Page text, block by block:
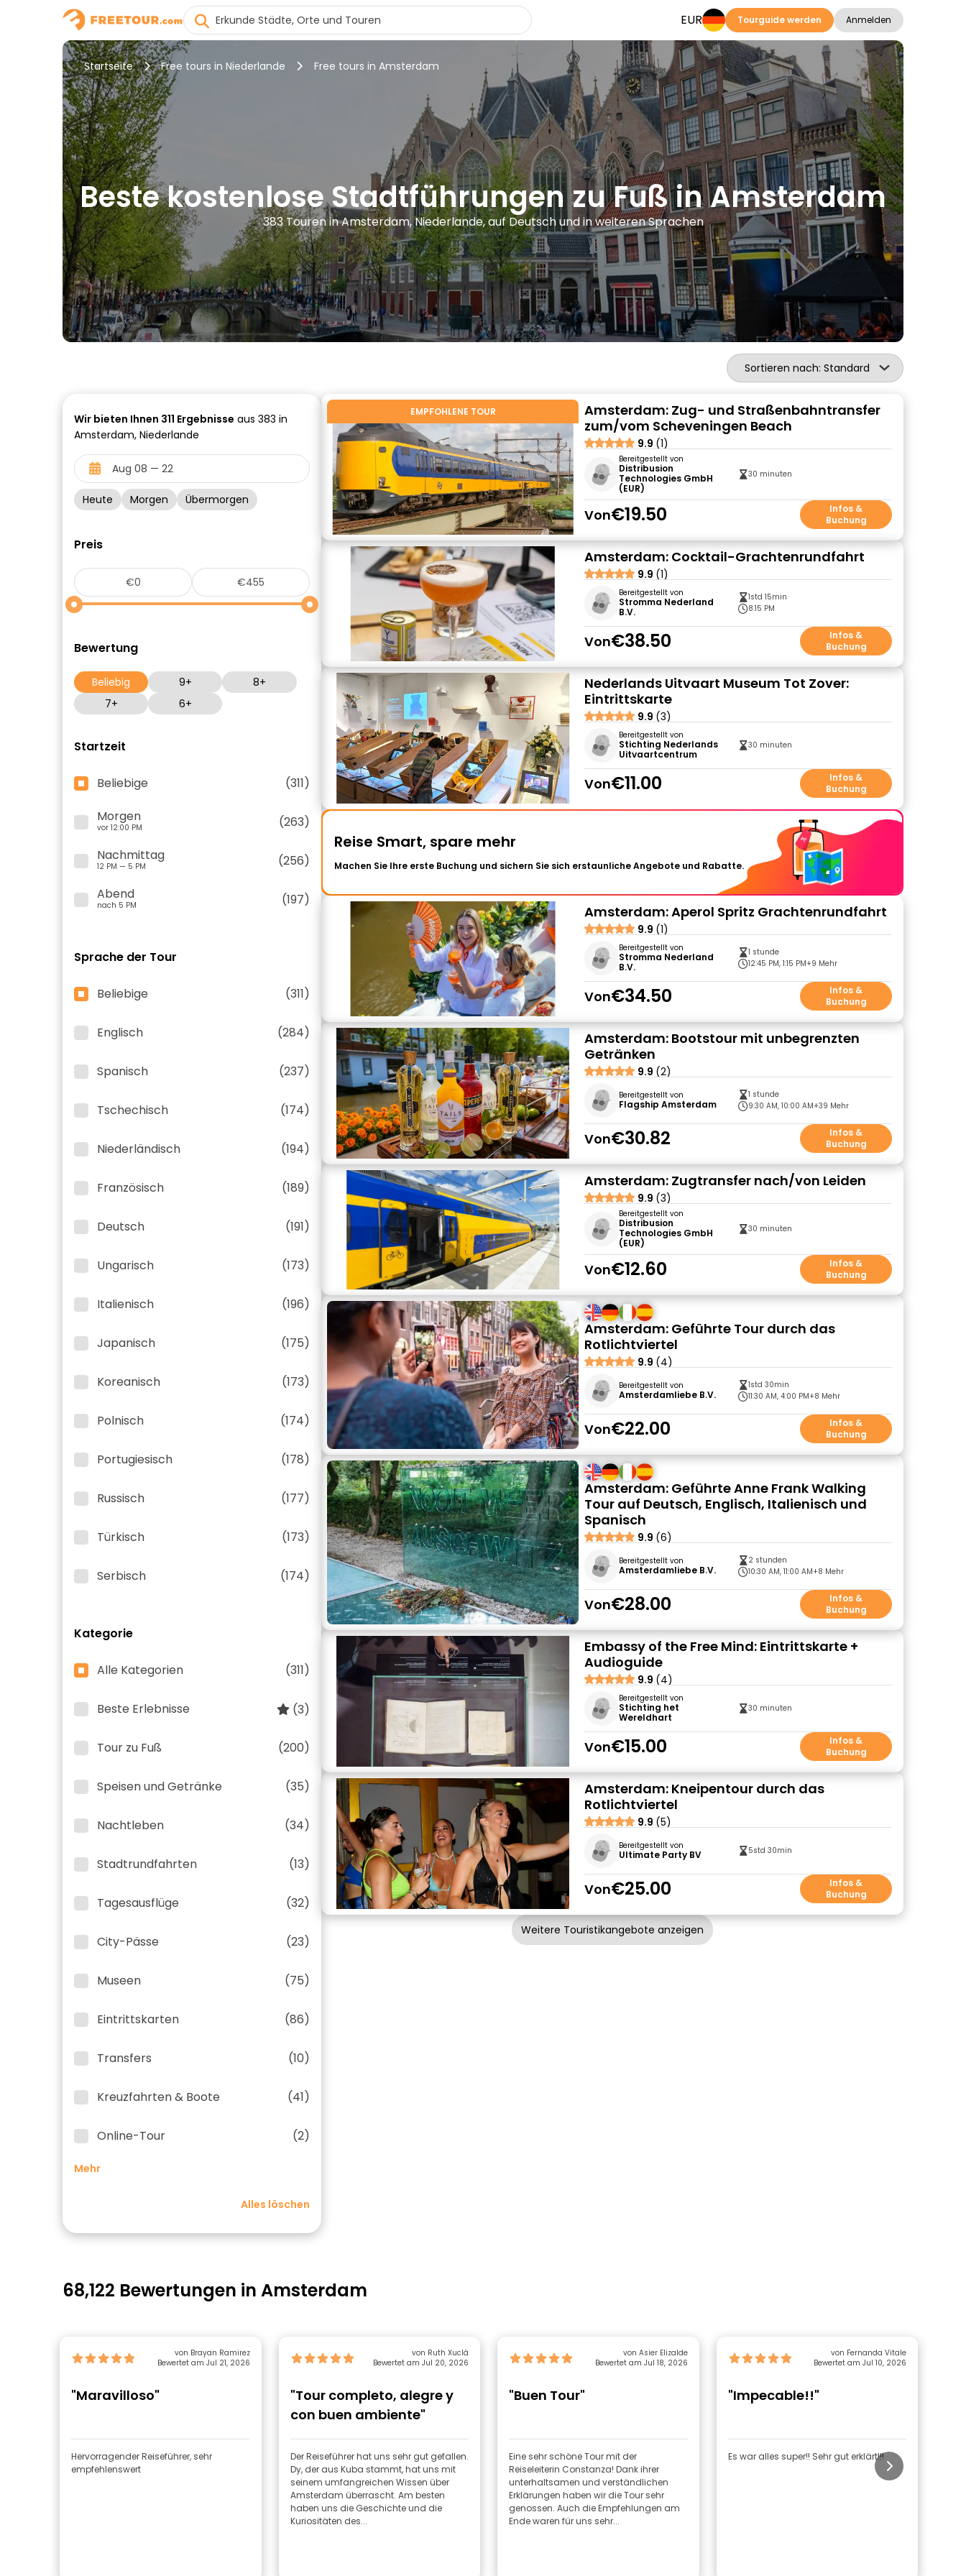
EUR Tourguide werden Anmelden
Startseite Free tours in Niederlande Free tours in Amsterdam
Beste kostenlose Stadtführungen zu Fuß in Amsterdam
383 Touren in Amsterdam, Niederlande, auf Deutsch und in weiteren Sprachen
Sortieren nach: Standard
Wir bieten Ihnen 311 Ergebnisse aus 383 in
Amsterdam, Niederlande
Heute Morgen Übermorgen
Preis
Bewertung
Beliebig 9+
8+
7+
6+
Startzeit
Beliebige
(311)
Morgen
vor 12:00 PM
(263)
Nachmittag
12 PM — 5 PM
(256)
Abend
nach 5 PM (197)
Sprache der Tour
Beliebige (311)
Englisch (284)
Spanisch (237)
Tschechisch (174)
Niederländisch (194)
Französisch (189)
Deutsch (191)
Ungarisch (173)
Italienisch (196)
Japanisch (175)
Koreanisch (173)
Polnisch (174)
Portugiesisch (178)
Russisch (177)
Türkisch (173)
Serbisch (174)
Kategorie
Alle Kategorien (311)
Beste Erlebnisse (3)
Tour zu Fuß (200)
Speisen und Getränke (35)
Nachtleben (34)
Stadtrundfahrten (13)
Tagesausflüge (32)
City-Pässe (23)
Museen (75)
Eintrittskarten (86)
Transfers (10)
Kreuzfahrten & Boote (41)
Online-Tour (2)
Mehr
Alles löschen
EMPFOHLENE TOUR
Amsterdam: Zug- und Straßenbahntransfer
zum/vom Scheveningen Beach
9.9 (1)
Bereitgestellt von
Distribusion
Technologies GmbH
(EUR)
30 minuten
Von€19.50
Infos &
Buchung
Amsterdam: Cocktail-Grachtenrundfahrt
9.9 (1)
Bereitgestellt von
Stromma Nederland
B.V.
1std 15min
8:15 PM
Von€38.50
Infos &
Buchung
Nederlands Uitvaart Museum Tot Zover:
Eintrittskarte
9.9 (3)
Bereitgestellt von
Stichting Nederlands
Uitvaartcentrum
30 minuten
Von€11.00
Infos &
Buchung
Reise Smart, spare mehr
Machen Sie Ihre erste Buchung und sichern Sie sich erstaunliche Angebote und Rabatte.
Amsterdam: Aperol Spritz Grachtenrundfahrt
9.9 (1)
Bereitgestellt von
Stromma Nederland
B.V.
1 stunde
12:45 PM, 1:15 PM+9 Mehr
Von€34.50
Infos &
Buchung
Amsterdam: Bootstour mit unbegrenzten
Getränken
9.9 (2)
Bereitgestellt von
Flagship Amsterdam
1 stunde
9:30 AM, 10:00 AM+39 Mehr
Von€30.82
Infos &
Buchung
Amsterdam: Zugtransfer nach/von Leiden
9.9 (3)
Bereitgestellt von
Distribusion
Technologies GmbH
(EUR)
30 minuten
Von€12.60
Infos &
Buchung
Amsterdam: Geführte Tour durch das
Rotlichtviertel
9.9 (4)
Bereitgestellt von
Amsterdamliebe B.V.
1std 30min
11:30 AM, 4:00 PM+8 Mehr
Von€22.00
Infos &
Buchung
Amsterdam: Geführte Anne Frank Walking
Tour auf Deutsch, Englisch, Italienisch und
Spanisch
9.9 (6)
Bereitgestellt von
Amsterdamliebe B.V.
2 stunden
10:30 AM, 11:00 AM+8 Mehr
Von€28.00
Infos &
Buchung
Embassy of the Free Mind: Eintrittskarte +
Audioguide
9.9 (4)
Bereitgestellt von
Stichting het
Wereldhart
30 minuten
Von€15.00
Infos &
Buchung
Amsterdam: Kneipentour durch das
Rotlichtviertel
9.9 (5)
Bereitgestellt von
Ultimate Party BV 5std 30min
Von€25.00
Infos &
Buchung
Weitere Touristikangebote anzeigen
68,122 Bewertungen in Amsterdam
von Brayan Ramirez
Bewertet am Jul 21, 2026
"Maravilloso"
Hervorragender Reiseführer, sehr
empfehlenswert
von Ruth Xuclà
Bewertet am Jul 20, 2026
"Tour completo, alegre y
con buen ambiente"
Der Reiseführer hat uns sehr gut gefallen.
Dy, der aus Kuba stammt, hat uns mit
seinem umfangreichen Wissen über
Amsterdam überrascht. Am besten
haben uns die Geschichte und die
Kuriositäten des...
von Asier Elizalde
Bewertet am Jul 18, 2026
"Buen Tour"
Eine sehr schöne Tour mit der
Reiseleiterin Constanza! Dank ihrer
unterhaltsamen und verständlichen
Erklärungen haben wir die Tour sehr
genossen. Auch die Empfehlungen am
Ende waren für uns sehr...
von Fernanda Vitale
Bewertet am Jul 10, 2026
"Impecable!!"
Es war alles super!! Sehr gut erklärt!!!